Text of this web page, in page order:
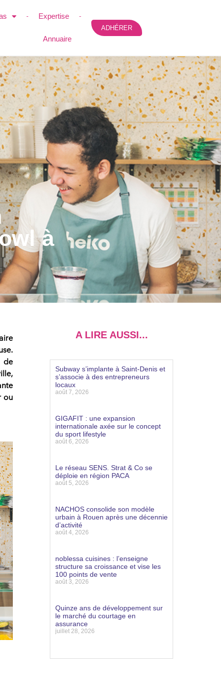
Expertise
Annuaire
ADHÉRER
à
de
,
ou
A LIRE AUSSI...
Subway s’implante à Saint-Denis et
s’associe à des entrepreneurs
locaux
août 7, 2026
GIGAFIT : une expansion
internationale axée sur le concept
du sport lifestyle
août 6, 2026
Le réseau SENS. Strat & Co se
déploie en région PACA
août 5, 2026
NACHOS consolide son modèle
urbain à Rouen après une décennie
d’activité
août 4, 2026
noblessa cuisines : l’enseigne
structure sa croissance et vise les
100 points de vente
août 3, 2026
Quinze ans de développement sur
le marché du courtage en
assurance
juillet 28, 2026